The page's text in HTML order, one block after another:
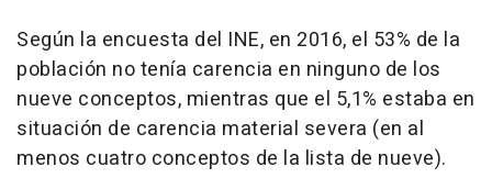
Según la encuesta del INE, en 2016, el 53% de la
población no tenía carencia en ninguno de los
nueve conceptos, mientras que el 5,1% estaba en
situación de carencia material severa (en al
menos cuatro conceptos de la lista de nueve).